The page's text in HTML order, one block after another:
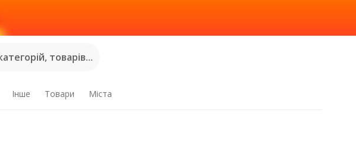
товарів...
Інше Товари Міста